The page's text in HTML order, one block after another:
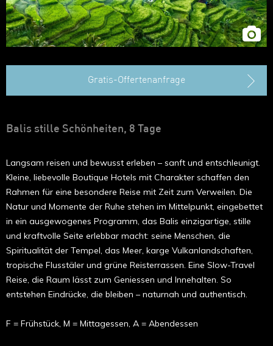
Gratis-Offertenanfrage
Balis stille Schönheiten, 8 Tage
Langsam reisen und bewusst erleben – sanft und entschleunigt.
Kleine, liebevolle Boutique Hotels mit Charakter schaffen den
Rahmen für eine besondere Reise mit Zeit zum Verweilen. Die
Natur und Momente der Ruhe stehen im Mittelpunkt, eingebettet
in ein ausgewogenes Programm, das Balis einzigartige, stille
und kraftvolle Seite erlebbar macht: seine Menschen, die
Spiritualität der Tempel, das Meer, karge Vulkanlandschaften,
tropische Flusstäler und grüne Reisterrassen. Eine Slow-Travel
Reise, die Raum lässt zum Geniessen und Innehalten. So
entstehen Eindrücke, die bleiben – naturnah und authentisch.
F = Frühstück, M = Mittagessen, A = Abendessen